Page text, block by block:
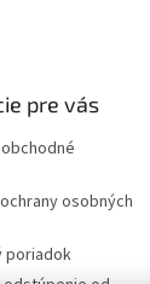
pre vás
osobných
poriadok